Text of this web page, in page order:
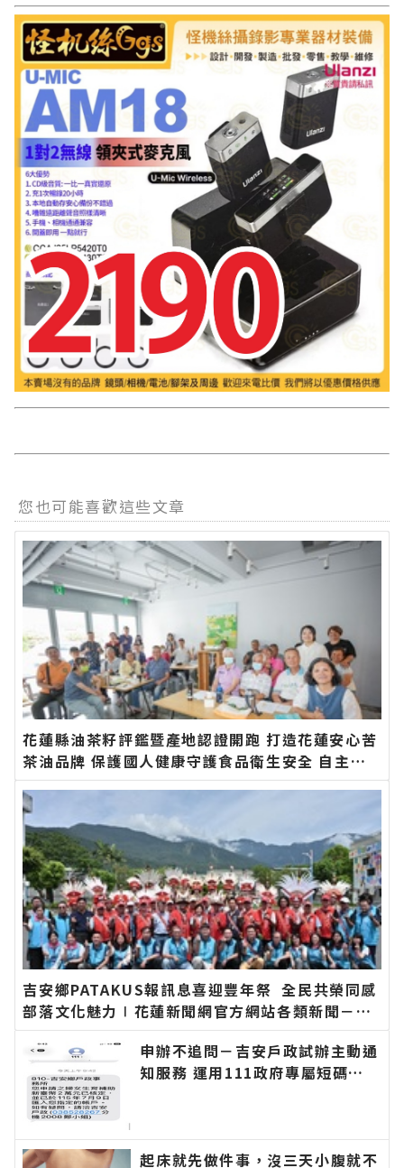
您也可能喜歡這些文章
花蓮縣油茶籽評鑑暨產地認證開跑 打造花蓮安心苦
茶油品牌 保護國人健康守護食品衛生安全 自主檢
驗苯駢芘花蓮縣政府最高補助九成∣花蓮新聞網官
方網站各類新聞－最快速的今日新聞報導 最新的在
地資訊！
吉安鄉PATAKUS報訊息喜迎豐年祭 全民共榮同感
部落文化魅力∣花蓮新聞網官方網站各類新聞－最
快速的今日新聞報導 最新的在地資訊！
申辦不追問－吉安戶政試辦主動通
知服務 運用111政府專屬短碼簡
的今日新聞報導 最新的在地資
訊！
起床就先做件事，沒三天小腹就不